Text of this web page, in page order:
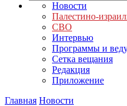
Новости
Палестино-
СВО
Интервью
Программы и
Сетка вещания
Редакция
Приложение
Главная Новости